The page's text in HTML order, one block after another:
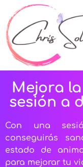
Mejora
sesión a
Con una
conseguirás
estado de
para mejorar tu